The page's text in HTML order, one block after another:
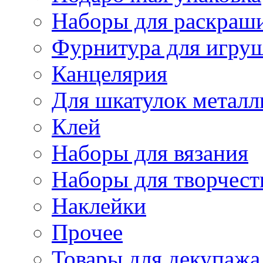
Наборы для
Фурнитура для
Канцелярия
Для шкатулок
Клей
Наборы для вязания
Наборы для
Наклейки
Прочее